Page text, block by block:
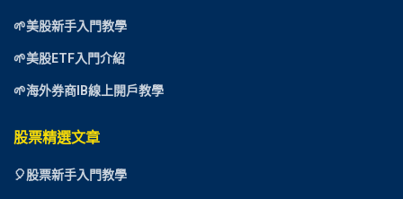
🌱美股新手入門教學
🌱美股ETF入門介紹
🌱海外券商IB線上開戶教學
股票精選文章
🎈股票新手入門教學